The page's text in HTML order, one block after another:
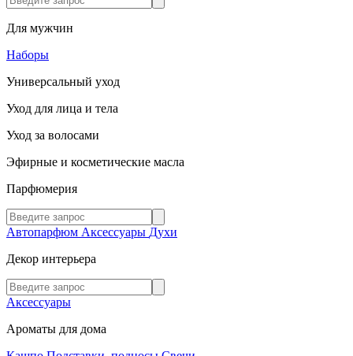
Для мужчин
Наборы
Универсальный уход
Уход для лица и тела
Уход за волосами
Эфирные и косметические масла
Парфюмерия
Автопарфюм Аксессуары Духи
Декор интерьера
Аксессуары
Ароматы для дома